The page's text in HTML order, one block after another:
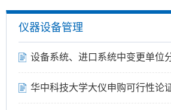
仪器设备管理